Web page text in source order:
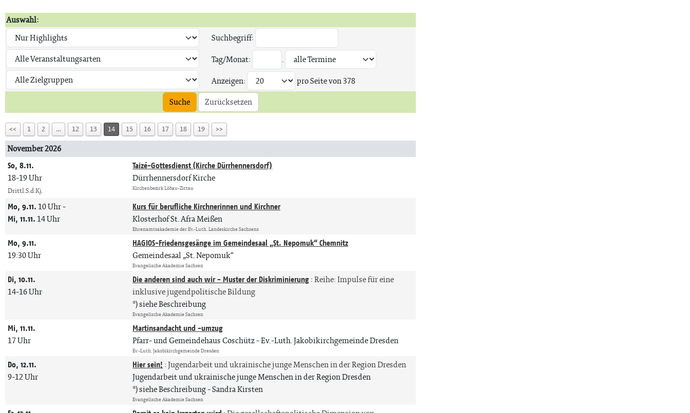
Auswahl:
Suchbegriff:
Tag/Monat:
.
Anzeigen:
pro Seite von378
Suche
Zurücksetzen
<< 1 2 … 12 13 14 15 16 17 18 19 >>
November 2026
So, 8.11.
18-19 Uhr
Drittl.S.d.Kj.
Taizé-Gottesdienst (Kirche Dürrhennersdorf)
Dürrhennersdorf Kirche
Kirchenbezirk Löbau-Zittau
Mo, 9.11.10 Uhr-
Mi, 11.11.14 Uhr
Kurs für berufliche Kirchnerinnen und Kirchner
Klosterhof St. Afra Meißen
Ehrenamtsakademie der Ev.-Luth. Landeskirche Sachsens
Mo, 9.11.
19:30 Uhr
HAGIOS-Friedensgesänge im Gemeindesaal „St. Nepomuk“ Chemnitz
Gemeindesaal „St. Nepomuk“
Evangelische Akademie Sachsen
Di, 10.11.
14-16 Uhr
Die anderen sind auch wir - Muster der Diskriminierung:Reihe: Impulse für eine
inklusive jugendpolitische Bildung
*) siehe Beschreibung
Evangelische Akademie Sachsen
Mi, 11.11.
17 Uhr
Martinsandacht und -umzug
Pfarr- und Gemeindehaus Coschütz Ev.-Luth. Jakobikirchgemeinde Dresden
Ev.-Luth. Jakobikirchgemeinde Dresden
Do, 12.11.
9-12 Uhr
Hier sein! :Jugendarbeit und ukrainische junge Menschen in der Region Dresden
Jugendarbeit und ukrainische junge Menschen in der Region Dresden
*) siehe Beschreibung Sandra Kirsten
Evangelische Akademie Sachsen